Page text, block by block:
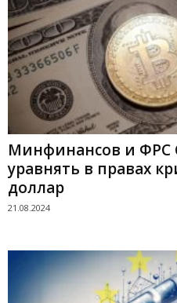
Минфинансов и
уравнять в правах
доллар
21.08.2024